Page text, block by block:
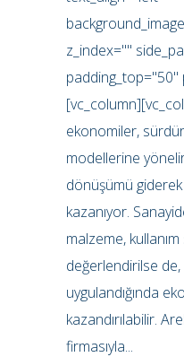
z_index=""
ekonomiler,
modellerine
dönüşümü
kazanıyor.
malzeme,
değerlendirilse
uygulandığında
kazandırılabilir.
firmasıyla...